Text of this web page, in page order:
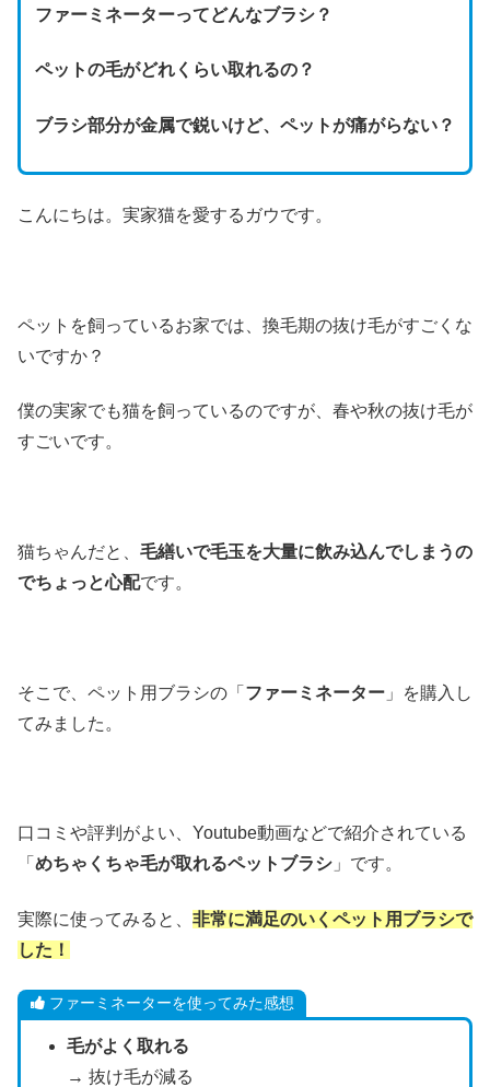
ファーミネーターってどんなブラシ？
ペットの毛がどれくらい取れるの？
ブラシ部分が金属で鋭いけど、ペットが痛がらない？
こんにちは。実家猫を愛するガウです。
ペットを飼っているお家では、換毛期の抜け毛がすごくな
いですか？
僕の実家でも猫を飼っているのですが、春や秋の抜け毛が
すごいです。
猫ちゃんだと、 毛繕いで毛玉を大量に飲み込んでしまうの
でちょっと心配です。
そこで、ペット用ブラシの「 ファーミネーター 」を購入し
てみました。
口コミや評判がよい、Youtube動画などで紹介されている
「 めちゃくちゃ毛が取れるペットブラシ 」です。
実際に使ってみると、 非常に満足のいくペット用ブラシで
した！
ファーミネーターを使ってみた感想
毛がよく取れる
→ 抜け毛が減る